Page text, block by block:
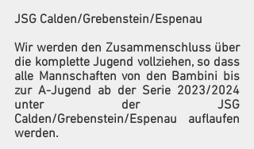
JSG Calden/Grebenstein/Espenau
Wir werden den Zusammenschluss über
die komplette Jugend vollziehen, so dass
alle Mannschaften von den Bambini bis
zur A-Jugend ab der Serie 2023/2024
unter der JSG
Calden/Grebenstein/Espenau auflaufen
werden.